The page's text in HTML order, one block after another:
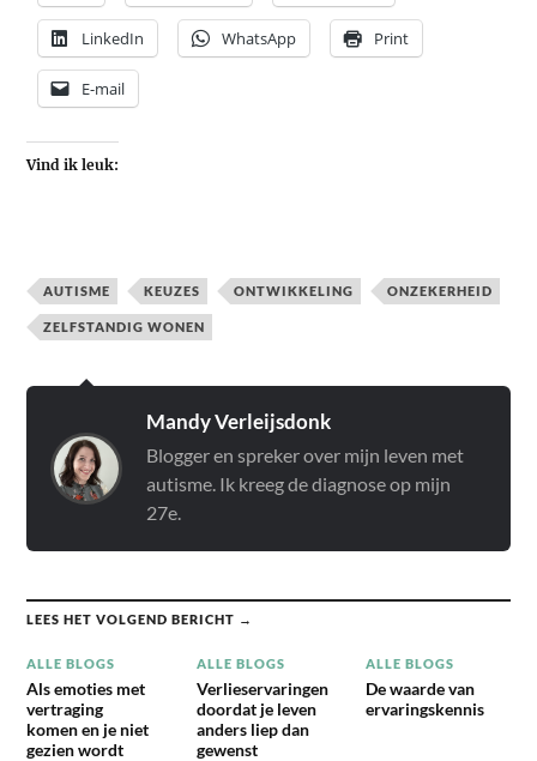
LinkedIn WhatsApp Print
E-mail
Vind ik leuk:
AUTISME KEUZES ONTWIKKELING ONZEKERHEID
ZELFSTANDIG WONEN
Mandy Verleijsdonk
Blogger en spreker over mijn leven met
autisme. Ik kreeg de diagnose op mijn
27e.
LEES HET VOLGEND BERICHT →
ALLE BLOGS
Als emoties met
vertraging
komen en je niet
gezien wordt
ALLE BLOGS
Verlieservaringen
doordat je leven
anders liep dan
gewenst
ALLE BLOGS
De waarde van
ervaringskennis